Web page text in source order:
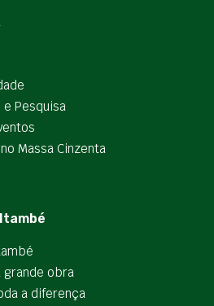
Pesquisa
Massa Cinzenta
grande obra
a diferença